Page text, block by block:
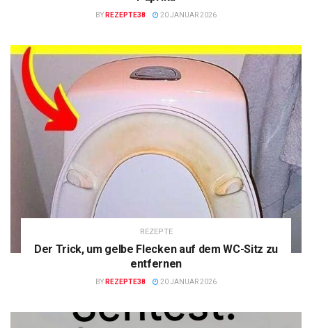
BY REZEPTE38 20 JANUAR 2026
REZEPTE
Der Trick, um gelbe Flecken auf dem WC-Sitz zu
entfernen
BY REZEPTE38 20 JANUAR 2026